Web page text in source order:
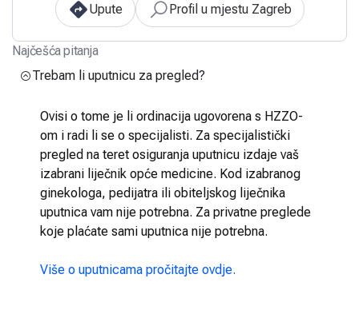
Upute
Profil u mjestu Zagreb
Najčešća pitanja
Trebam li uputnicu za pregled?
Ovisi o tome je li ordinacija ugovorena s HZZO-
om i radi li se o specijalisti. Za specijalistički
pregled na teret osiguranja uputnicu izdaje vaš
izabrani liječnik opće medicine. Kod izabranog
ginekologa, pedijatra ili obiteljskog liječnika
uputnica vam nije potrebna. Za privatne preglede
koje plaćate sami uputnica nije potrebna.
Više o uputnicama pročitajte ovdje.